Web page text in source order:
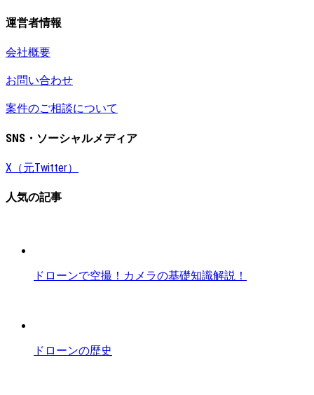
運営者情報
会社概要
お問い合わせ
案件のご相談について
SNS・ソーシャルメディア
X（元Twitter）
人気の記事
ドローンで空撮！カメラの基礎知識解説！
ドローンの歴史